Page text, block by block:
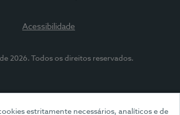
estritamente necessários, analíticos e de
Acessibilidade
2026. Todos os direitos reservados.